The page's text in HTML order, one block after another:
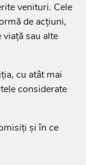
venituri. Cele
de acțiuni,
sau alte
cu atât mai
considerate
și în ce